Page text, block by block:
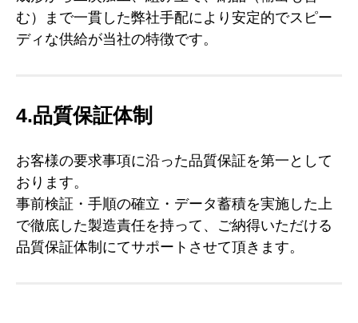
む）まで一貫した弊社手配により安定的でスピー
ディな供給が当社の特徴です。
4.品質保証体制
お客様の要求事項に沿った品質保証を第一として
おります。
事前検証・手順の確立・データ蓄積を実施した上
で徹底した製造責任を持って、ご納得いただける
品質保証体制にてサポートさせて頂きます。